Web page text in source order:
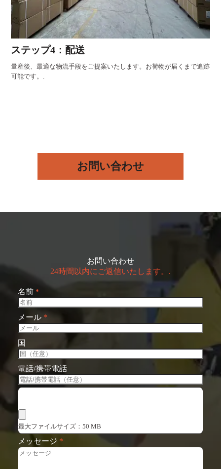
ステップ4：配送
量産後、最適な物流手段をご提案いたします。お荷物が届くまで追跡
可能です。.
お問い合わせ
お問い合わせ
24時間以内にご返信いたします。.
名前 *
メール *
国
電話/携帯電話
最大ファイルサイズ：50 MB
メッセージ *